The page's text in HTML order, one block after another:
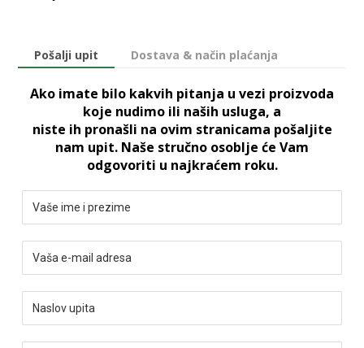
Pošalji upit Dostava & način plaćanja
Ako imate bilo kakvih pitanja u vezi proizvoda
koje nudimo ili naših usluga, a
niste ih pronašli na ovim stranicama pošaljite
nam upit. Naše stručno osoblje će Vam
odgovoriti u najkraćem roku.